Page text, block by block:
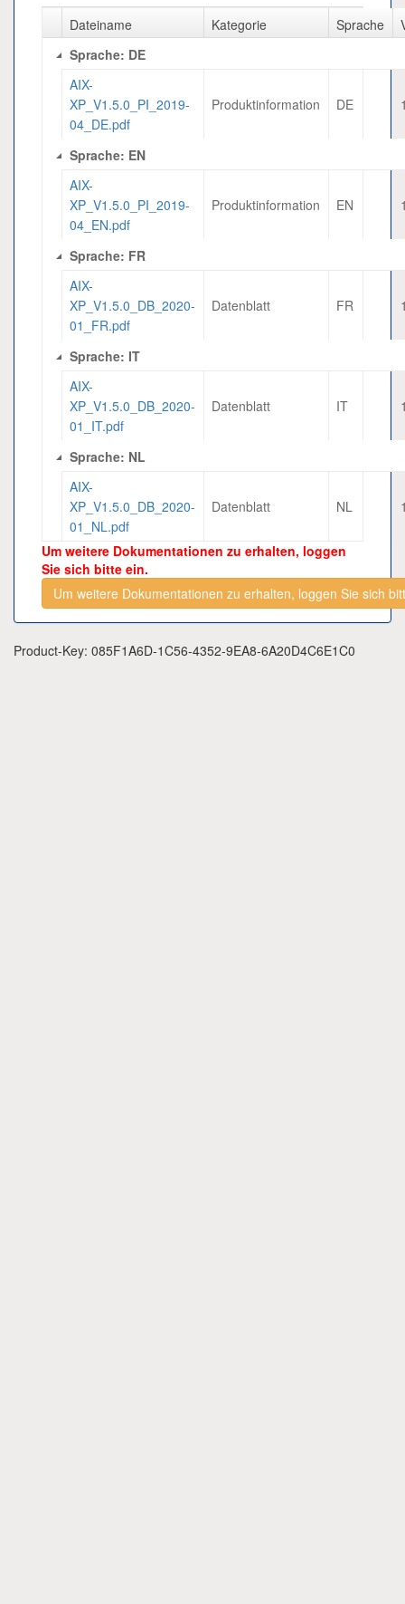
Dateiname
Kategorie Sprache
Sprache: DE
AIX-
XP_V1.5.0_PI_2019-
04_DE.pdf
Produktinformation DE
Sprache: EN
AIX-
XP_V1.5.0_PI_2019-
04_EN.pdf
Produktinformation EN
Sprache: FR
AIX-
XP_V1.5.0_DB_2020-
01_FR.pdf
Datenblatt FR
Sprache: IT
AIX-
XP_V1.5.0_DB_2020-
01_IT.pdf
Datenblatt IT
Sprache: NL
AIX-
XP_V1.5.0_DB_2020-
01_NL.pdf
Datenblatt NL
Um weitere Dokumentationen zu erhalten, loggen
Sie sich bitte ein.
Um weitere Dokumentationen zu erhalten, loggen Sie sich
Product-Key: 085F1A6D-1C56-4352-9EA8-6A20D4C6E1C0